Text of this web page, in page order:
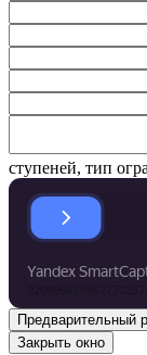
ступеней, тип
Закрыть окно